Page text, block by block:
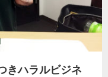
きハラルビジネ